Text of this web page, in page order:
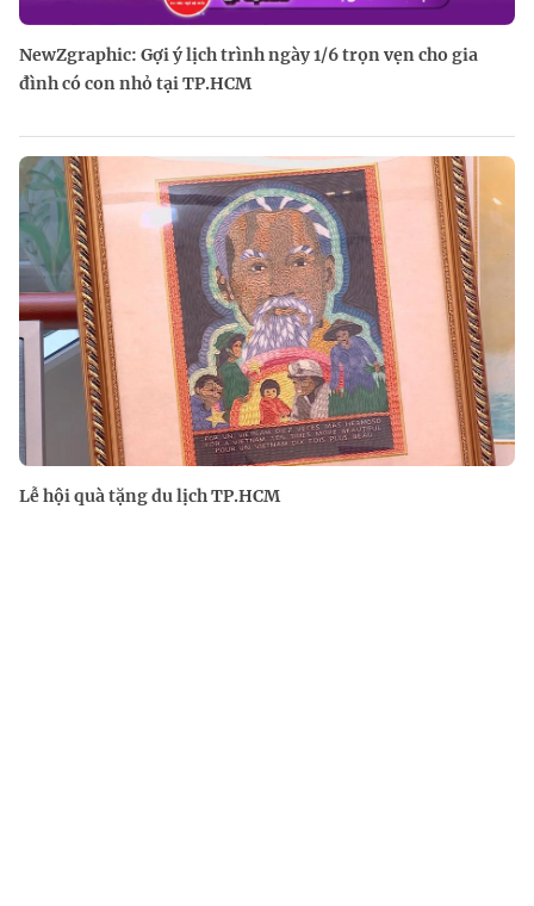
NewZgraphic: Gợi ý lịch trình ngày 1/6 trọn vẹn cho gia
đình có con nhỏ tại TP.HCM
Lễ hội quà tặng du lịch TP.HCM